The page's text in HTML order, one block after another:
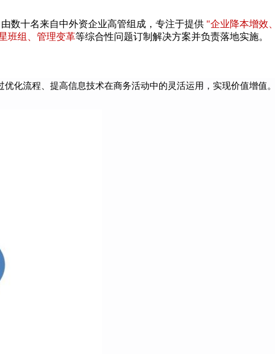
数十名来自中外资企业高管组成，专注于提供 "企业降本增效
班组、管理变革等综合性问题订制解决方案并负责落地实施。
化流程、提高信息技术在商务活动中的灵活运用，实现价值增值